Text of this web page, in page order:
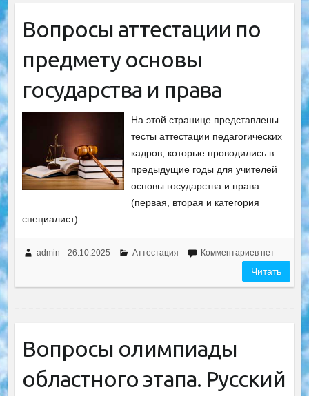
Вопросы аттестации по
предмету основы
государства и права
На этой странице представлены
тесты аттестации педагогических
кадров, которые проводились в
предыдущие годы для учителей
основы государства и права
(первая, вторая и категория
специалист).
admin 26.10.2025 Аттестация Комментариев нет
Читать
Вопросы олимпиады
областного этапа. Русский